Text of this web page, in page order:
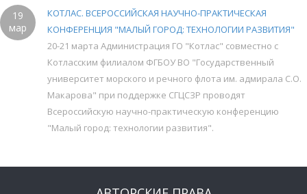
19
мар
КОТЛАС. ВСЕРОССИЙСКАЯ НАУЧНО-ПРАКТИЧЕСКАЯ
КОНФЕРЕНЦИЯ "МАЛЫЙ ГОРОД: ТЕХНОЛОГИИ РАЗВИТИЯ"
20-21 марта Администрация ГО "Котлас" совместно с
Котласским филиалом ФГБОУ ВО "Государственный
университет морского и речного флота им. адмирала С.О.
Макарова" при поддержке СГЦСЗР проводят
Всероссийскую научно-практическую конференцию
"Малый город: технологии развития".